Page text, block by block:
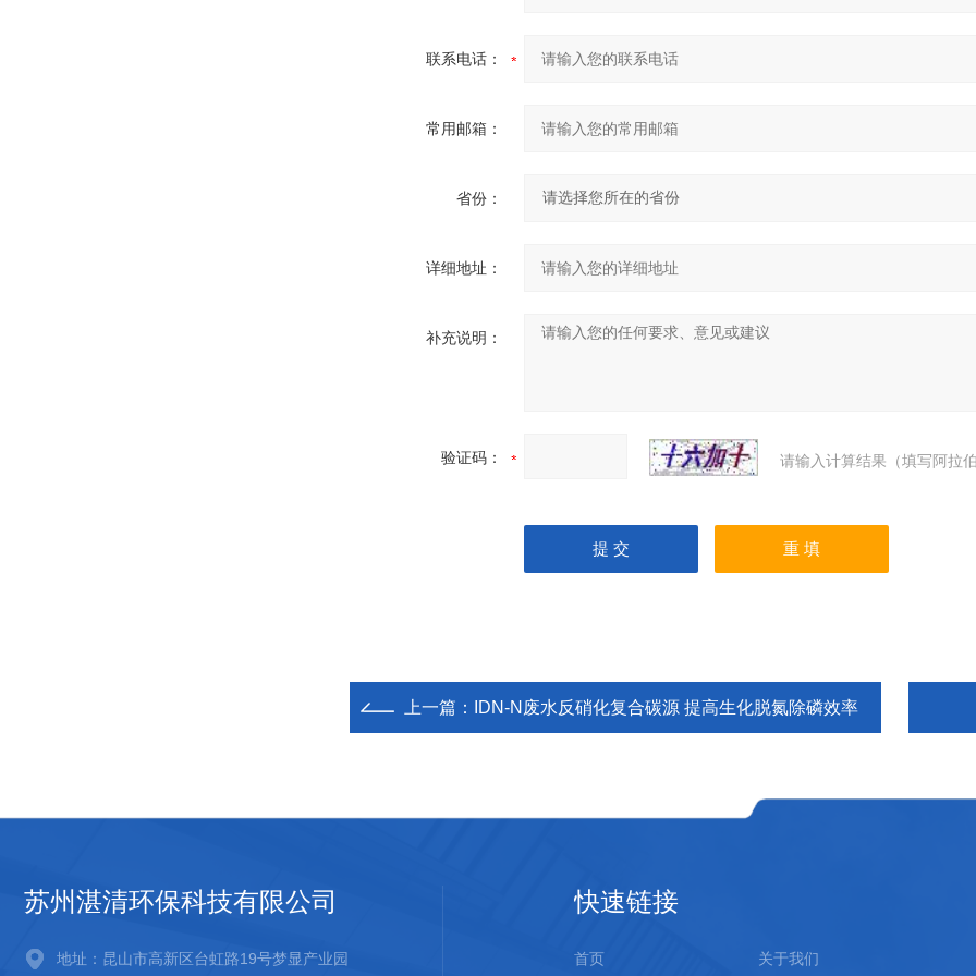
联系电话：
常用邮箱：
省份：
详细地址：
补充说明：
验证码： 请输入计算结果（填写阿拉
上一篇： IDN-N废水反硝化复合碳源 提高生化脱氮除磷效率
苏州湛清环保科技有限公司
地址：昆山市高新区台虹路19号梦显产业园
快速链接
首页 关于我们